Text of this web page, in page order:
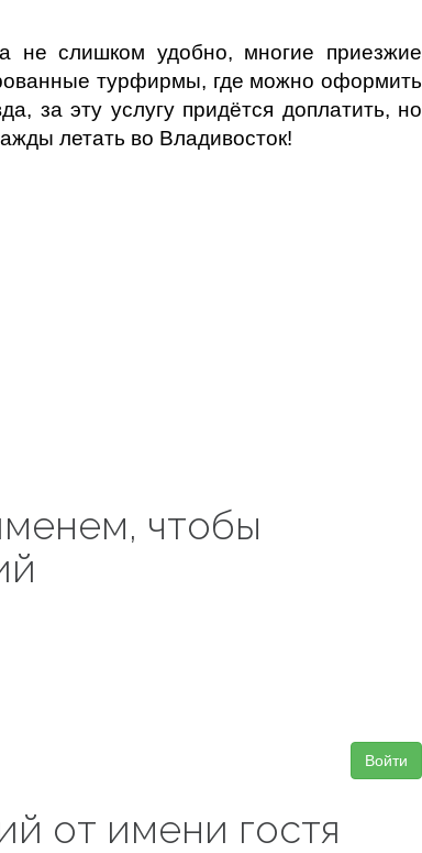
не слишком удобно, многие приезжие
турфирмы, где можно оформить
за эту услугу придётся доплатить, но
летать во Владивосток!
чтобы
Войти
от имени гостя